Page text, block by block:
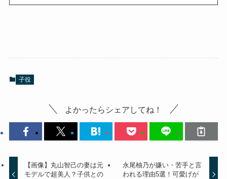
子役
よかったらシェアしてね！
【画像】丸山智己の妻は元
モデルで超美人？子供との
永尾柚乃が嫌い・苦手と言
われる理由5選！可愛げが